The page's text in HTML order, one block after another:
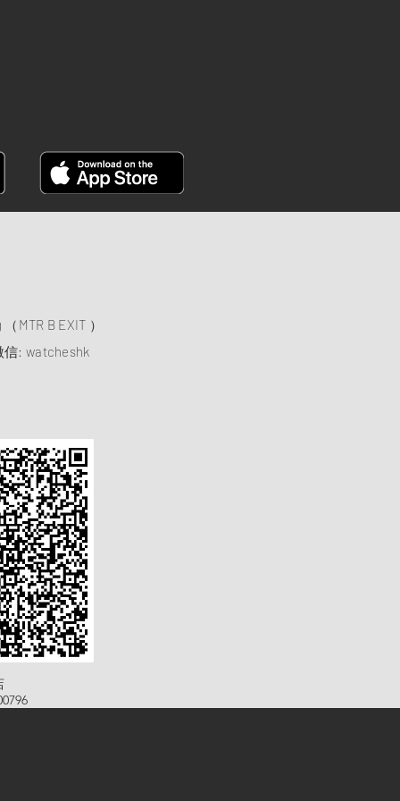
MTR B EXIT ）
信: watcheshk